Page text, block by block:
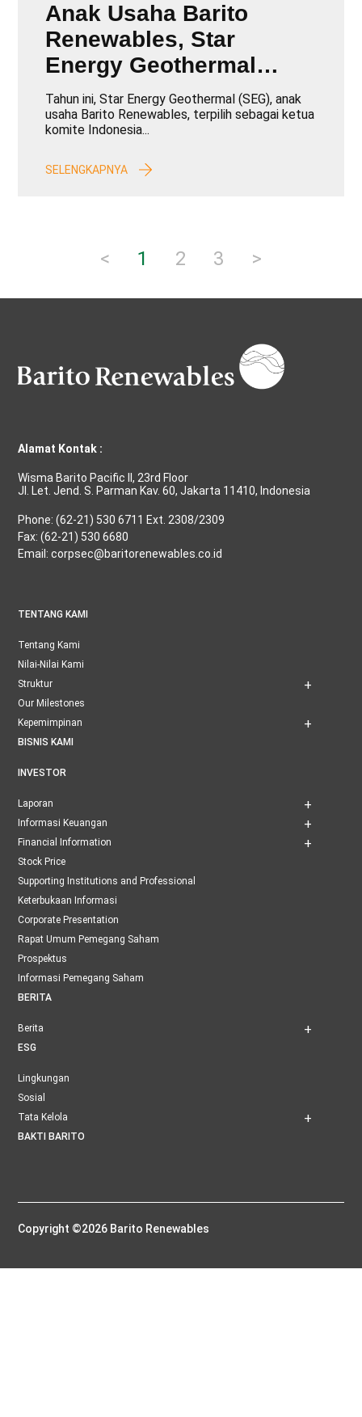
Anak Usaha Barito
Renewables, Star
Energy Geothermal
Menjadi Tuan Rumah
IIGCE 2024
Tahun ini, Star Energy Geothermal (SEG), anak
usaha Barito Renewables, terpilih sebagai ketua
komite Indonesia...
SELENGKAPNYA
< 1 2 3 >
Alamat Kontak :
Wisma Barito Pacific II, 23rd Floor
Jl. Let. Jend. S. Parman Kav. 60, Jakarta 11410, Indonesia
Phone: (62-21) 530 6711 Ext. 2308/2309
Fax: (62-21) 530 6680
Email: corpsec@baritorenewables.co.id
TENTANG KAMI
Tentang Kami
Nilai-Nilai Kami
Struktur
Our Milestones
Kepemimpinan
BISNIS KAMI
INVESTOR
Laporan
Informasi Keuangan
Financial Information
Stock Price
Supporting Institutions and Professional
Keterbukaan Informasi
Corporate Presentation
Rapat Umum Pemegang Saham
Prospektus
Informasi Pemegang Saham
BERITA
Berita
ESG
Lingkungan
Sosial
Tata Kelola
BAKTI BARITO
Copyright ©2026 Barito Renewables